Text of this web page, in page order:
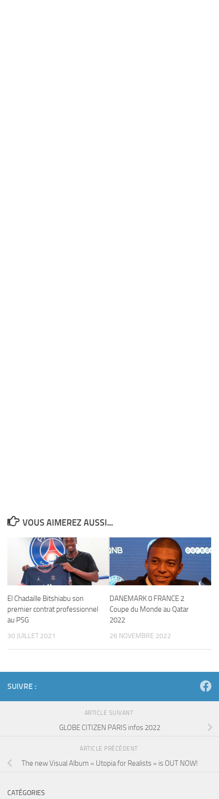
VOUS AIMEREZ AUSSI...
El Chadaille Bitshiabu son
premier contrat professionnel
au PSG
30 JUILLET 2021
DANEMARK 0 FRANCE 2
Coupe du Monde au Qatar
2022
26 NOVEMBRE 2022
SUIVRE :
ARTICLE SUIVANT
GLOBE CITIZEN PARIS infos 2022
ARTICLE PRÉCÉDENT
The new Visual Album « Utopia for Realists » is OUT NOW!
CATÉGORIES